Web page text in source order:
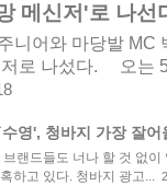
메신저'로 나선
니어와 마당발 MC
저로 나섰다. 오는
영', 청바지 가장 잘어
브랜드들도 너나 할 것 없
하고 있다. 청바지 광고...